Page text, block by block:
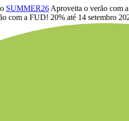
SUMMER26 Aproveita o verão com
com a FUD! 20% até 14 setembro